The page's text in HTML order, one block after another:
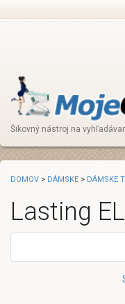
Šikovný nástroj na
DOMOV > DÁMSKE > DÁMSKE
Lasting